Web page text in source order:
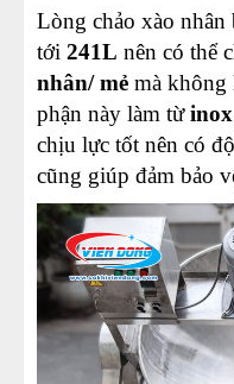
Lòng chảo xào
tới 241L nên có thể
nhân/ mẻ mà không
phận này làm từ
chịu lực tốt nên có
cũng giúp đảm bảo